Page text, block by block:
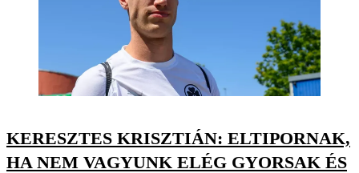
KERESZTES KRISZTIÁN: ELTIPORNAK,
HA NEM VAGYUNK ELÉG GYORSAK ÉS